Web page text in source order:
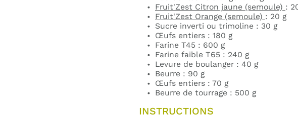
Fruit'Zest Citron jaune (semoule) :
Fruit'Zest Orange (semoule) : 20 g
Sucre inverti ou trimoline : 30 g
Œufs entiers : 180 g
Farine T45 : 600 g
Farine faible T65 : 240 g
Levure de boulanger : 40 g
Beurre : 90 g
Œufs entiers : 70 g
Beurre de tourrage : 500 g
INSTRUCTIONS